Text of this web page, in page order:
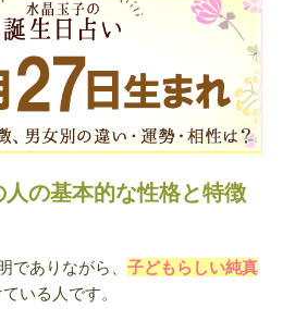
の基本的な性格と特徴
でありながら、 子どもらしい純真
いる人です。